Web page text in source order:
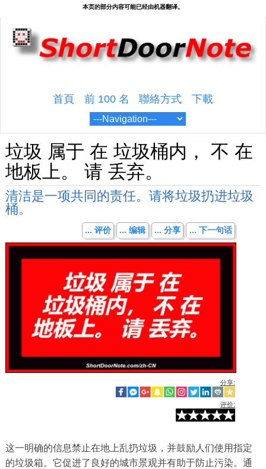
首頁 前 100 名 聯絡方式 下載
垃圾 属于 在 垃圾桶内， 不 在
地板上。 请 丢弃。
清洁是一项共同的责任。请将垃圾扔进垃圾
桶。
... 评价 ... 编辑 ... 分享 ... 下一句话
分享:
评价:
这一明确的信息禁止在地上乱扔垃圾，并鼓励人们使用指定
的垃圾箱。它促进了良好的城市景观并有助于防止污染。通